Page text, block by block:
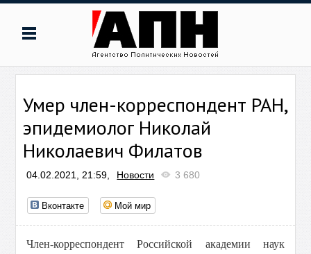
Умер член-корреспондент РАН,
эпидемиолог Николай
Николаевич Филатов
04.02.2021, 21:59, Новости 3 680
Вконтакте Мой мир
Член-корреспондент Российской академии наук